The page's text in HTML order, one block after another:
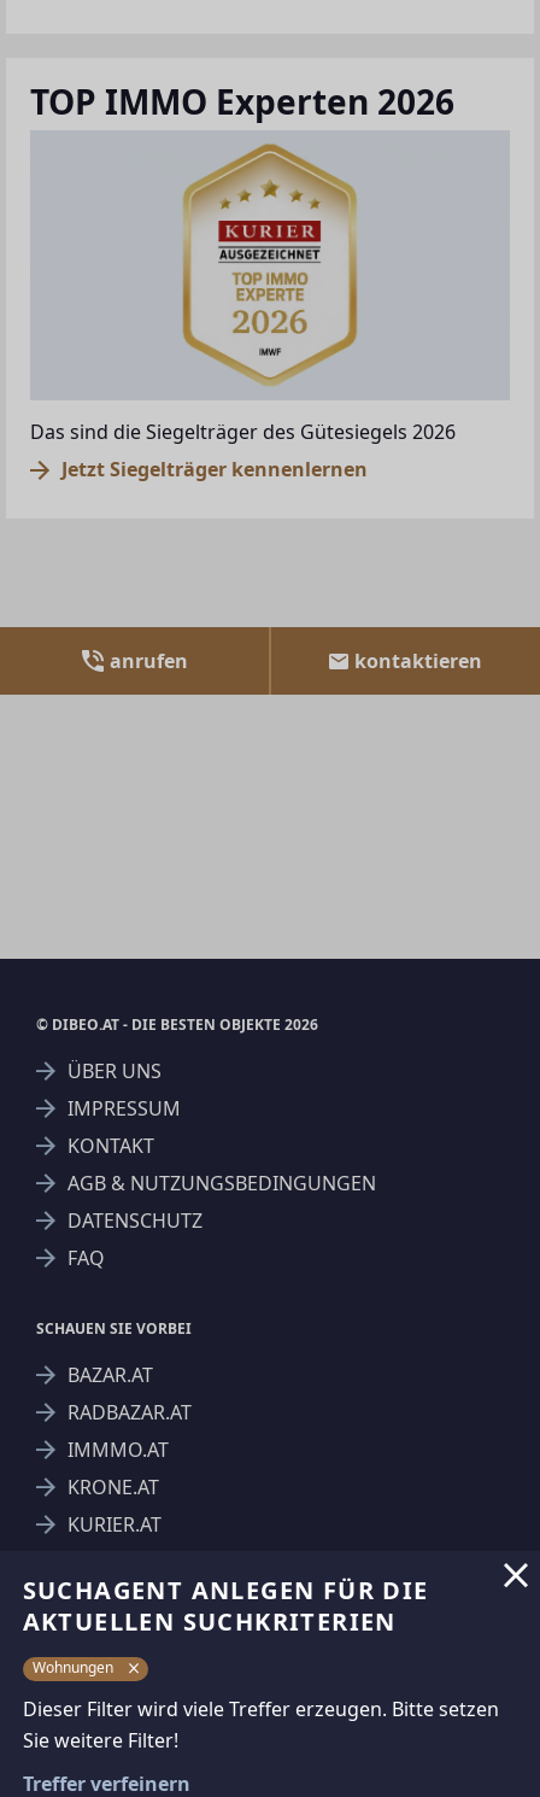
TOP IMMO Experten 2026
Das sind die Siegelträger des Gütesiegels 2026
Jetzt Siegelträger kennenlernen
anrufen kontaktieren
© DIBEO.AT - DIE BESTEN OBJEKTE 2026
ÜBER UNS
IMPRESSUM
KONTAKT
AGB & NUTZUNGSBEDINGUNGEN
DATENSCHUTZ
FAQ
SCHAUEN SIE VORBEI
BAZAR.AT
RADBAZAR.AT
IMMMO.AT
KRONE.AT
KURIER.AT
SUCHAGENT ANLEGEN FÜR DIE
AKTUELLEN SUCHKRITERIEN
Wohnungen
Dieser Filter wird viele Treffer erzeugen. Bitte setzen
Sie weitere Filter!
Treffer verfeinern